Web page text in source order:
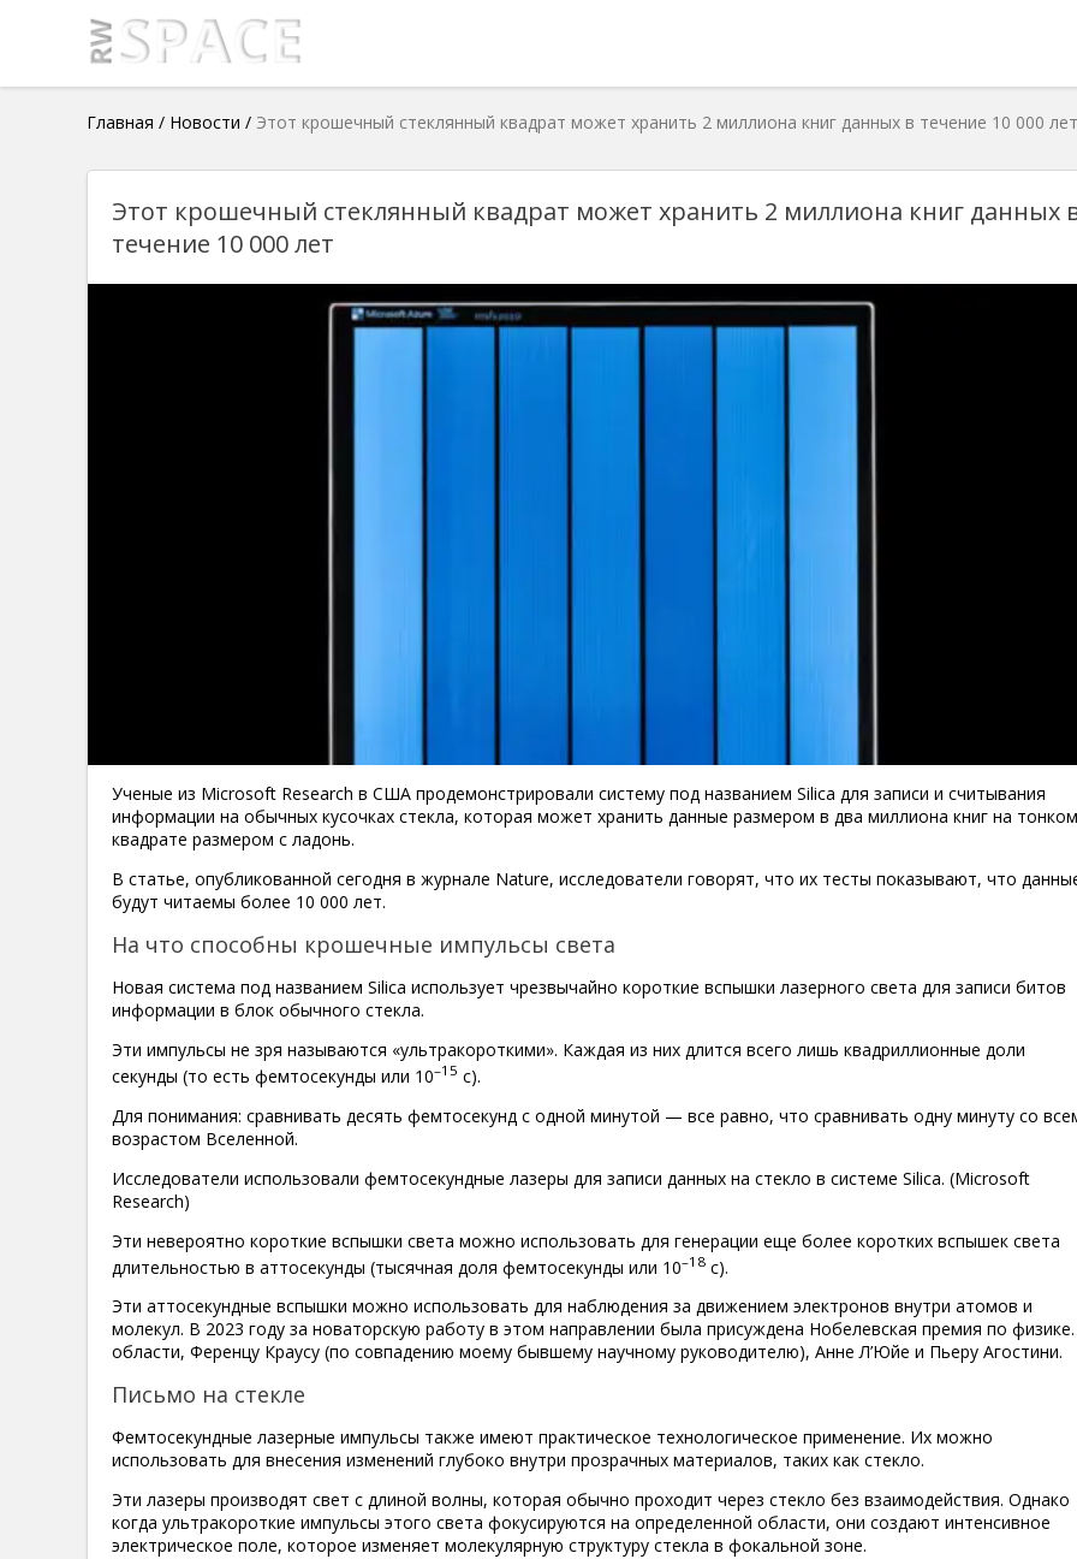
Главная / Новости / Этот крошечный стеклянный квадрат может хранить 2 миллиона книг данных в течение 10 000 лет
Этот крошечный стеклянный квадрат может хранить 2 миллиона книг данных
течение 10 000 лет
Ученые из Microsoft Research в США продемонстрировали систему под названием Silica для записи и считывания
информации на обычных кусочках стекла, которая может хранить данные размером в два миллиона книг на тонком
квадрате размером с ладонь.
В статье, опубликованной сегодня в журнале Nature, исследователи говорят, что их тесты показывают, что
будут читаемы более 10 000 лет.
На что способны крошечные импульсы света
Новая система под названием Silica использует чрезвычайно короткие вспышки лазерного света для записи битов
информации в блок обычного стекла.
Эти импульсы не зря называются «ультракороткими». Каждая из них длится всего лишь квадриллионные доли
секунды (то есть фемтосекунды или 10–15 с).
Для понимания: сравнивать десять фемтосекунд с одной минутой — все равно, что сравнивать одну минуту со
возрастом Вселенной.
Исследователи использовали фемтосекундные лазеры для записи данных на стекло в системе Silica. (Microsoft
Research)
Эти невероятно короткие вспышки света можно использовать для генерации еще более коротких вспышек света
длительностью в аттосекунды (тысячная доля фемтосекунды или 10–18 с).
Эти аттосекундные вспышки можно использовать для наблюдения за движением электронов внутри атомов и
молекул. В 2023 году за новаторскую работу в этом направлении была присуждена Нобелевская премия по физике.
области, Ференцу Краусу (по совпадению моему бывшему научному руководителю), Анне Л’Юйе и Пьеру Агостини.
Письмо на стекле
Фемтосекундные лазерные импульсы также имеют практическое технологическое применение. Их можно
использовать для внесения изменений глубоко внутри прозрачных материалов, таких как стекло.
Эти лазеры производят свет с длиной волны, которая обычно проходит через стекло без взаимодействия. Однако
когда ультракороткие импульсы этого света фокусируются на определенной области, они создают интенсивное
электрическое поле, которое изменяет молекулярную структуру стекла в фокальной зоне.